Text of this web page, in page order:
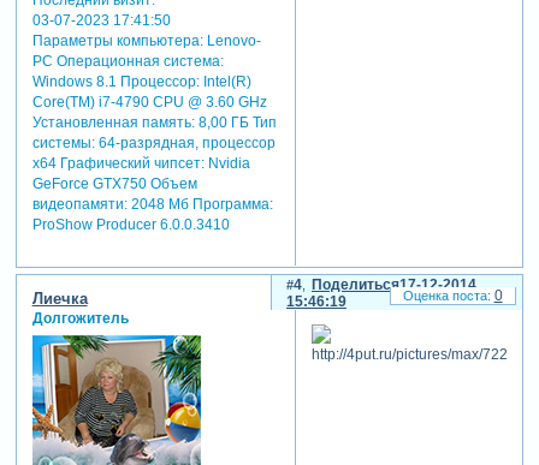
03-07-2023 17:41:50
Параметры компьютера:Lenovo-
PC Операционная система:
Windows 8.1 Процессор: Intel(R)
Core(TM) i7-4790 CPU @ 3.60 GHz
Установленная память: 8,00 ГБ Тип
системы: 64-разрядная, процессор
х64 Графический чипсет: Nvidia
GeForce GTX750 Объем
видеопамяти: 2048 Мб Программа:
ProShow Producer 6.0.0.3410
Поделиться
4
17-12-2014
15:46:19
Лиечка
Долгожитель
0